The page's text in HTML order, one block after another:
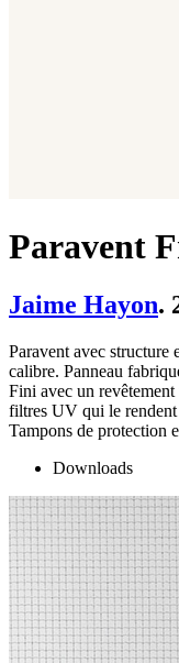
Paravent
Jaime Hayon.
Paravent avec structure
calibre. Panneau
Fini avec un
filtres UV qui le rendent
Tampons de protection
Downloads